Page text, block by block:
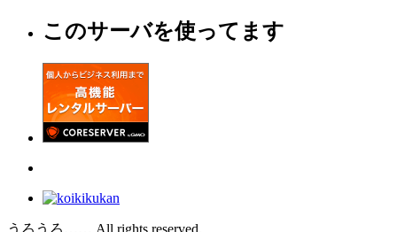
このサーバを使ってます